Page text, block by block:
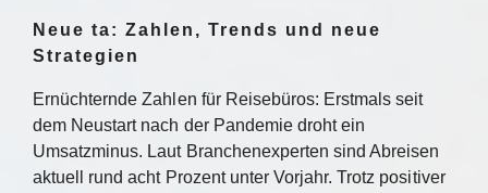
Neue ta: Zahlen, Trends und neue
Strategien
Ernüchternde Zahlen für Reisebüros: Erstmals seit
dem Neustart nach der Pandemie droht ein
Umsatzminus. Laut Branchenexperten sind Abreisen
aktuell rund acht Prozent unter Vorjahr. Trotz positiver